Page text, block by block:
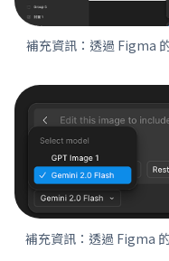
補充資訊：透過 Figma
補充資訊：透過 Figma